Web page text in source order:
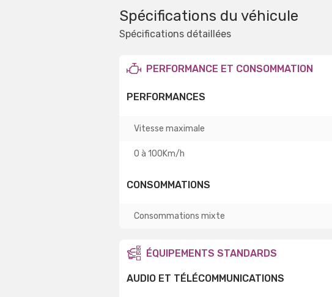
Spécifications du véhicule
Spécifications détaillées
PERFORMANCE ET CONSOMMATION
PERFORMANCES
Vitesse maximale
0 à 100Km/h
CONSOMMATIONS
Consommations mixte
ÉQUIPEMENTS STANDARDS
AUDIO ET TÉLÉCOMMUNICATIONS